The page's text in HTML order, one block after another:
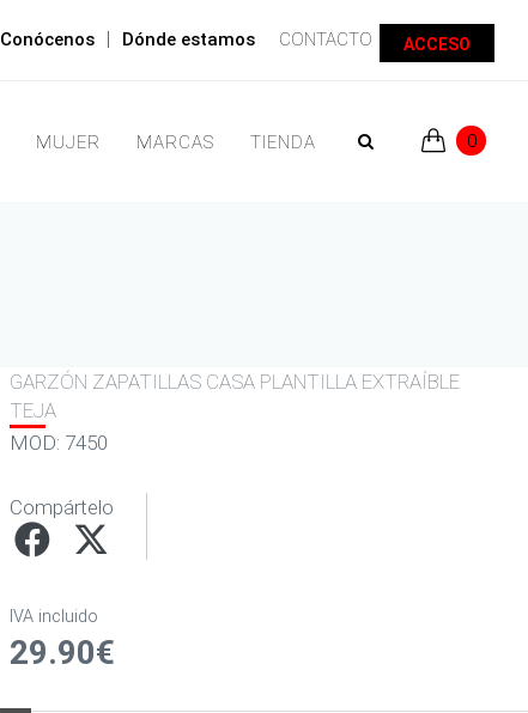
Conócenos | Dónde estamos CONTACTO ACCESO
MUJER MARCAS TIENDA 0
GARZÓN ZAPATILLAS CASA PLANTILLA EXTRAÍBLE
TEJA
MOD: 7450
Compártelo
IVA incluido
29.90€